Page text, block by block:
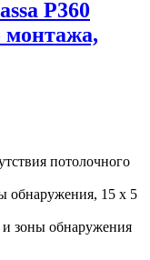
P360
монтажа,
потолочного
обнаружения, 15 х 5
и зоны обнаружения